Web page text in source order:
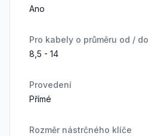
Ano
Pro kabely o průměru od / do
8,5 - 14
Provedení
Přímé
Rozměr nástrčného klíče